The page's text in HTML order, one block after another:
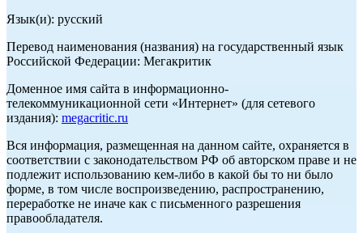
Язык(и): русский
Перевод наименования (названия) на государственный язык
Российской Федерации: Мегакритик
Доменное имя сайта в информационно-
телекоммуникационной сети «Интернет» (для сетевого
издания): megacritic.ru
Вся информация, размещенная на данном сайте, охраняется в
соответствии с законодательством РФ об авторском праве и не
подлежит использованию кем-либо в какой бы то ни было
форме, в том числе воспроизведению, распространению,
переработке не иначе как с письменного разрешения
правообладателя.